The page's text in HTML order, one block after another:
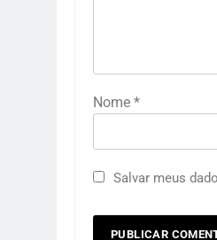
Nome *
Salvar meus